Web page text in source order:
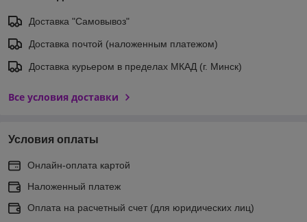
Доставка "Самовывоз"
Доставка почтой (наложенным платежом)
Доставка курьером в пределах МКАД (г. Минск)
Все условия доставки
Условия оплаты
Онлайн-оплата картой
Наложенный платеж
Оплата на расчетный счет (для юридических лиц)